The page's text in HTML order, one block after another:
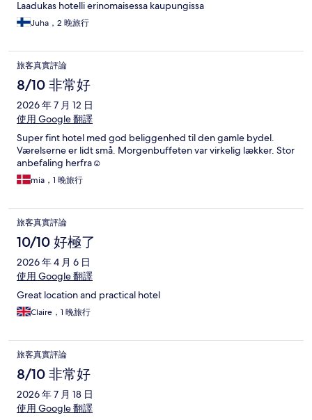
Laadukas hotelli erinomaisessa kaupungissa
Juha，2 晚旅行
旅客真實評論
8/10 非常好
2026 年 7 月 12 日
使用 Google 翻譯
Super fint hotel med god beliggenhed til den gamle bydel.
Værelserne er lidt små. Morgenbuffeten var virkelig lækker. Stor
anbefaling herfra☺️
mia，1 晚旅行
旅客真實評論
10/10 好極了
2026 年 4 月 6 日
使用 Google 翻譯
Great location and practical hotel
Claire，1 晚旅行
旅客真實評論
8/10 非常好
2026 年 7 月 18 日
使用 Google 翻譯